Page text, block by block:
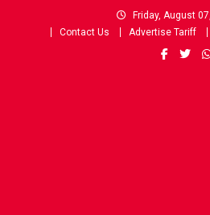
Friday, August
Contact Us
Advertise Tariff